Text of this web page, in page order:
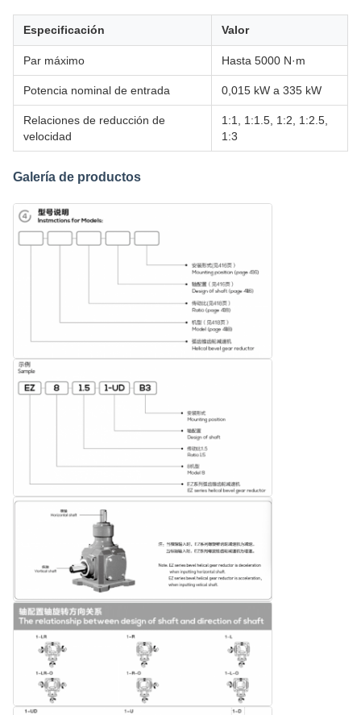
Especificación Valor
Par máximo Hasta 5000 N·m
Potencia nominal de entrada 0,015 kW a 335 kW
Relaciones de reducción de
velocidad
1:1, 1:1.5, 1:2, 1:2.5,
1:3
Galería de productos